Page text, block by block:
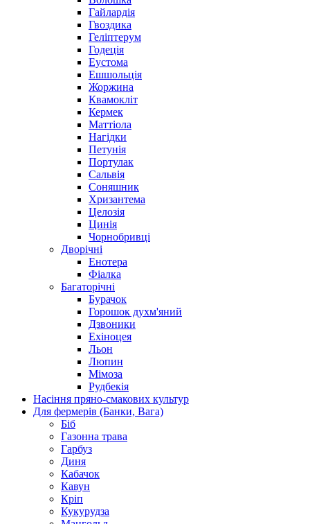
Гайлардія
Гвоздика
Геліптерум
Годеція
Еустома
Ешшольція
Жоржина
Квамокліт
Кермек
Маттіола
Нагідки
Петунія
Портулак
Сальвія
Соняшник
Хризантема
Целозія
Цинія
Чорнобривці
Дворічні
Енотера
Фіалка
Багаторічні
Бурачок
Горошок духм'яний
Дзвоники
Ехіноцея
Льон
Люпин
Мімоза
Рудбекія
Насіння пряно-смакових культур
Для фермерів (Банки, Вага)
Біб
Газонна трава
Гарбуз
Диня
Кабачок
Кавун
Кріп
Кукурудза